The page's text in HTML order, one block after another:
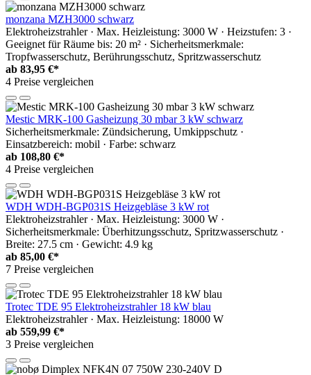
monzana MZH3000 schwarz
Elektroheizstrahler · Max. Heizleistung: 3000 W · Heizstufen: 3 ·
Geeignet für Räume bis: 20 m² · Sicherheitsmerkmale:
Tropfwasserschutz, Berührungsschutz, Spritzwasserschutz
ab 83,95 €*
4 Preise vergleichen
Mestic MRK-100 Gasheizung 30 mbar 3 kW schwarz
Sicherheitsmerkmale: Zündsicherung, Umkippschutz ·
Einsatzbereich: mobil · Farbe: schwarz
ab 108,80 €*
4 Preise vergleichen
WDH WDH-BGP031S Heizgebläse 3 kW rot
Elektroheizstrahler · Max. Heizleistung: 3000 W ·
Sicherheitsmerkmale: Überhitzungsschutz, Spritzwasserschutz ·
Breite: 27.5 cm · Gewicht: 4.9 kg
ab 85,00 €*
7 Preise vergleichen
Trotec TDE 95 Elektroheizstrahler 18 kW blau
Elektroheizstrahler · Max. Heizleistung: 18000 W
ab 559,99 €*
3 Preise vergleichen